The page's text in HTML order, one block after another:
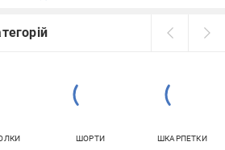
ШОРТИ ШКАРПЕТКИ